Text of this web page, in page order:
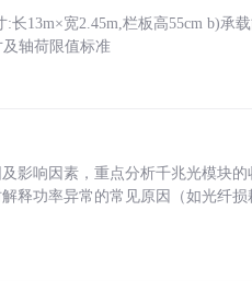
长13m×宽2.45m,栏板高55cm b)承
轴荷限值标准
影响因素，重点分析千兆光模块
释功率异常的常见原因（如光纤